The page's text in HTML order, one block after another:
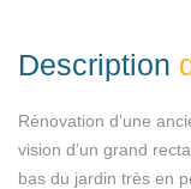
Description
Rénovation d’une
vision d’un grand
bas du jardin très en